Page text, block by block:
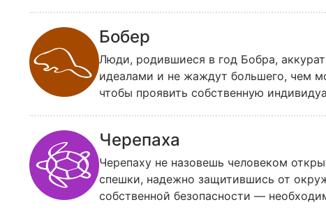
колдовству и гаданиям, чтобы узнать
делает исключительно правильные
Бобер
Люди, родившиеся в год Бобра,
идеалами и не жаждут большего, чем
чтобы проявить собственную
человек думает о других, даже если не
Черепаха
Черепаху не назовешь человеком
спешки, надежно защитившись от
собственной безопасности —